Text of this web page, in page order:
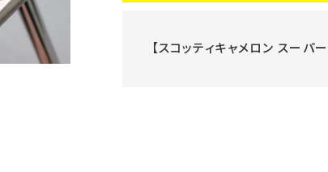
【スコッティキャメロン スーパ